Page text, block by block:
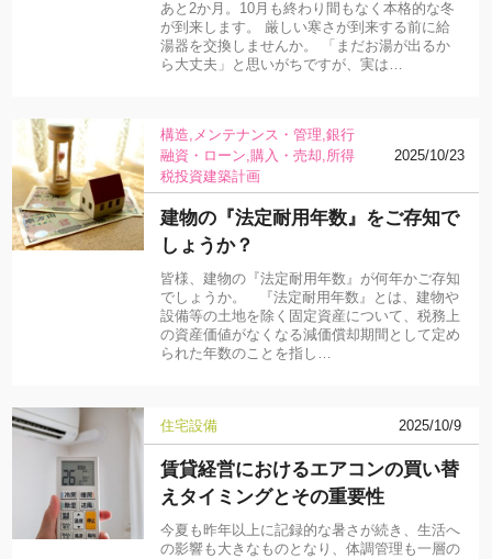
あと2か月。10月も終わり間もなく本格的な冬
が到来します。 厳しい寒さが到来する前に給
湯器を交換しませんか。 「まだお湯が出るか
ら大丈夫」と思いがちですが、実は…
構造 メンテナンス・管理 銀行
融資・ローン 購入・売却 所得
税投資建築計画
2025/10/23
建物の『法定耐用年数』をご存知で
しょうか？
皆様、建物の『法定耐用年数』が何年かご存知
でしょうか。 『法定耐用年数』とは、建物や
設備等の土地を除く固定資産について、税務上
の資産価値がなくなる減価償却期間として定め
られた年数のことを指し…
住宅設備 2025/10/9
賃貸経営におけるエアコンの買い替
えタイミングとその重要性
今夏も昨年以上に記録的な暑さが続き、生活へ
の影響も大きなものとなり、体調管理も一層の